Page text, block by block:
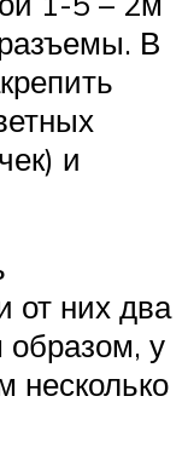
В
и
от них два
образом, у
несколько